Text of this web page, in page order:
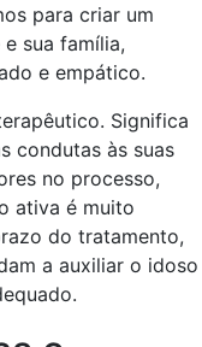
para criar um
sua família,
e empático.
Significa
condutas às suas
no processo,
ativa é muito
do tratamento,
a auxiliar o idoso